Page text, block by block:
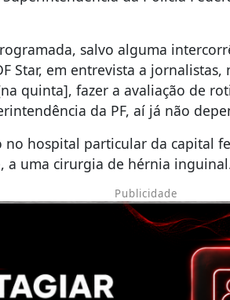
salvo alguma
Star, em entrevista a
quinta], fazer a avaliação de
da PF, aí já não
hospital particular da capital
a uma cirurgia de hérnia
Publicidade